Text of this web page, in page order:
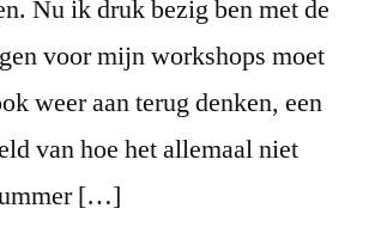
Nu ik druk bezig ben met de
voor mijn workshops moet
weer aan terug denken, een
van hoe het allemaal niet
[…]